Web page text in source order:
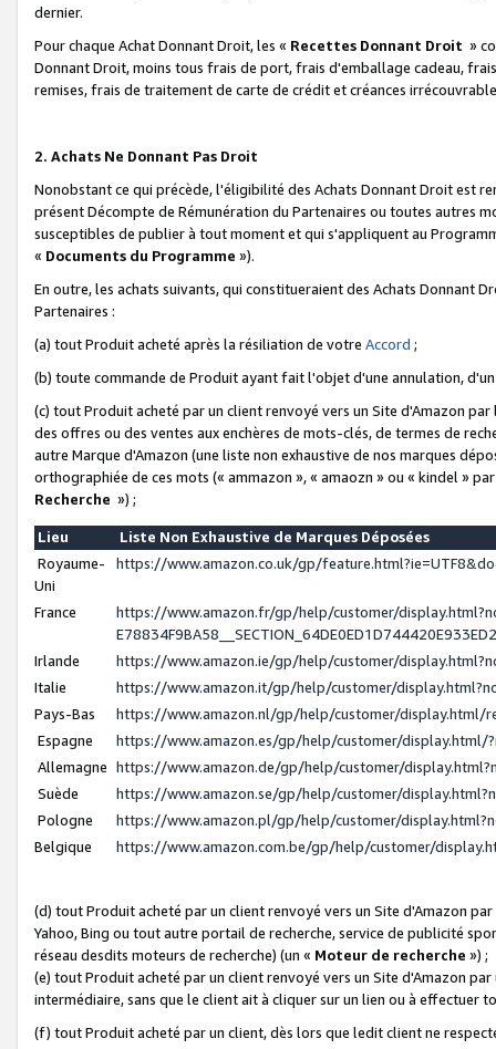
dernier.
Pour chaque Achat Donnant Droit, les « Recettes Donnant Droit »
Donnant Droit, moins tous frais de port, frais d'emballage cadeau,
remises, frais de traitement de carte de crédit et créances
2. Achats Ne Donnant Pas Droit
Nonobstant ce qui précède, l'éligibilité des Achats Donnant Droit est
présent Décompte de Rémunération du Partenaires ou toutes autres
susceptibles de publier à tout moment et qui s'appliquent au
« Documents du Programme »).
En outre, les achats suivants, qui constitueraient des Achats Donnant
Partenaires :
(a) tout Produit acheté après la résiliation de votre Accord ;
(b) toute commande de Produit ayant fait l'objet d'une annulation,
(c) tout Produit acheté par un client renvoyé vers un Site d'Amazon
des offres ou des ventes aux enchères de mots-clés, de termes de
autre Marque d'Amazon (une liste non exhaustive de nos marques
orthographiée de ces mots (« ammazon », « amaozn » ou « kindel »
Recherche ») ;
Lieu
Liste Non Exhaustive de Marques Déposées
Royaume-
Uni
https://www.amazon.co.uk/gp/
France
https://www.amazon.fr/gp/help/customer/
Irlande
https://www.amazon.ie/gp/help/customer/
Italie
https://www.amazon.it/gp/help/customer/
Pays-Bas
https://www.amazon.nl/gp/help/customer/display.html/
Espagne
https://www.amazon.es/gp/help/customer/display.html/
Allemagne https://www.amazon.de/gp/help/customer/
Suède
https://www.amazon.se/gp/help/customer/
Pologne
https://www.amazon.pl/gp/help/customer/
Belgique
https://www.amazon.com.be/gp/help/customer/
(d) tout Produit acheté par un client renvoyé vers un Site d'Amazon
Yahoo, Bing ou tout autre portail de recherche, service de publicité
réseau desdits moteurs de recherche) (un « Moteur de recherche ») ;
(e) tout Produit acheté par un client renvoyé vers un Site d'Amazon
intermédiaire, sans que le client ait à cliquer sur un lien ou à
(f) tout Produit acheté par un client, dès lors que ledit client ne